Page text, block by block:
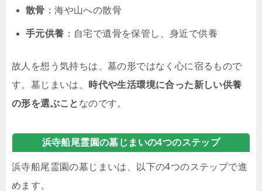
散骨 ：海や山への散骨
手元供養 ：自宅で遺骨を保管し、身近で供養
故人を想う気持ちは、墓の形ではなく心に宿るもので
す。墓じまいは、
時代や生活環境に合った新しい供養
の形を選ぶこと なのです。
浜寺船尾霊園の墓じまいの4つのステップ
浜寺船尾霊園の墓じまいは、以下の4つのステップで進
めます。